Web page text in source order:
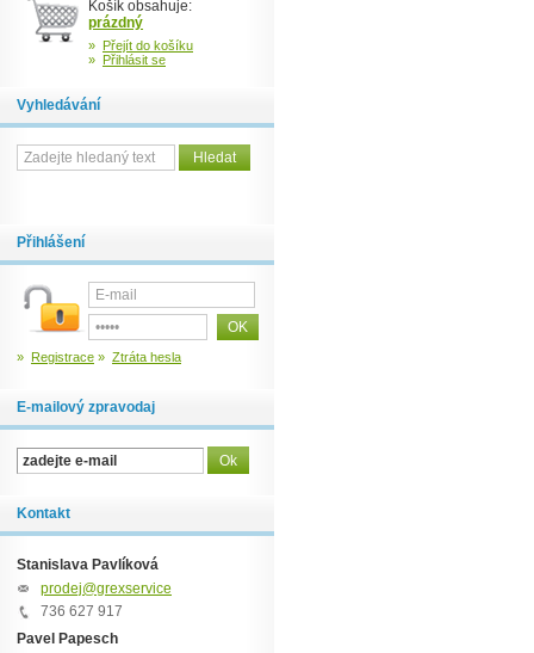
Košík obsahuje:
prázdný
» Přejít do košíku
» Přihlásit se
Vyhledávání
Přihlášení
» Registrace » Ztráta hesla
E-mailový zpravodaj
Kontakt
Stanislava Pavlíková
prodej@grexservice.cz
736 627 917
Pavel Papesch